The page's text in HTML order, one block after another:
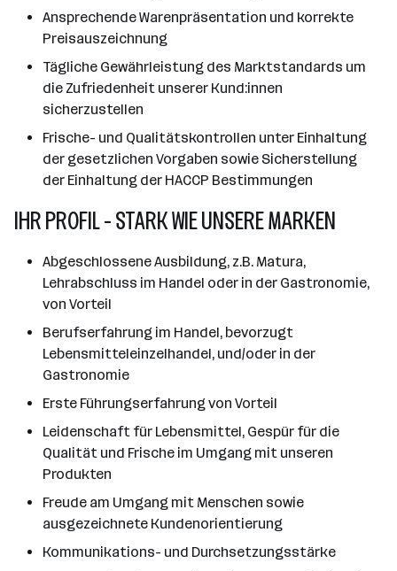
Ansprechende Warenpräsentation und korrekte
Preisauszeichnung
Tägliche Gewährleistung des Marktstandards um
die Zufriedenheit unserer Kund:innen
sicherzustellen
Frische- und Qualitätskontrollen unter Einhaltung
der gesetzlichen Vorgaben sowie Sicherstellung
der Einhaltung der HACCP Bestimmungen
IHR PROFIL - STARK WIE UNSERE MARKEN
Abgeschlossene Ausbildung, z.B. Matura,
Lehrabschluss im Handel oder in der Gastronomie,
von Vorteil
Berufserfahrung im Handel, bevorzugt
Lebensmitteleinzelhandel, und/oder in der
Gastronomie
Erste Führungserfahrung von Vorteil
Leidenschaft für Lebensmittel, Gespür für die
Qualität und Frische im Umgang mit unseren
Produkten
Freude am Umgang mit Menschen sowie
ausgezeichnete Kundenorientierung
Kommunikations- und Durchsetzungsstärke